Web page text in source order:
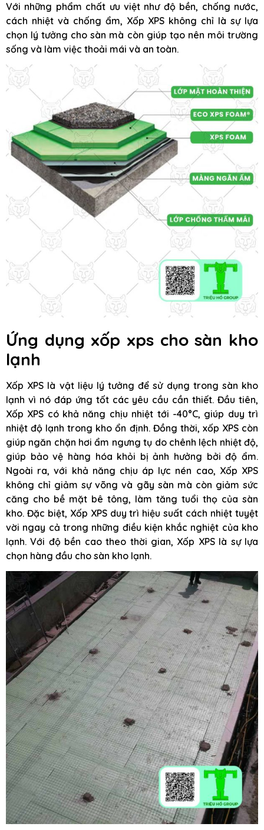
Với những phẩm chất ưu việt như độ bền, chống nước,
cách nhiệt và chống ẩm, Xốp XPS không chỉ là sự lựa
chọn lý tưởng cho sàn mà còn giúp tạo nên môi trường
sống và làm việc thoải mái và an toàn.
Ứng dụng xốp xps cho sàn kho
lạnh
Xốp XPS là vật liệu lý tưởng để sử dụng trong sàn kho
lạnh vì nó đáp ứng tốt các yêu cầu cần thiết. Đầu tiên,
Xốp XPS có khả năng chịu nhiệt tới -40°C, giúp duy trì
nhiệt độ lạnh trong kho ổn định. Đồng thời, xốp XPS còn
giúp ngăn chặn hơi ẩm ngưng tụ do chênh lệch nhiệt độ,
giúp bảo vệ hàng hóa khỏi bị ảnh hưởng bởi độ ẩm.
Ngoài ra, với khả năng chịu áp lực nén cao, Xốp XPS
không chỉ giảm sự võng và gãy sàn mà còn giảm sức
căng cho bề mặt bê tông, làm tăng tuổi thọ của sàn
kho. Đặc biệt, Xốp XPS duy trì hiệu suất cách nhiệt tuyệt
vời ngay cả trong những điều kiện khắc nghiệt của kho
lạnh. Với độ bền cao theo thời gian, Xốp XPS là sự lựa
chọn hàng đầu cho sàn kho lạnh.